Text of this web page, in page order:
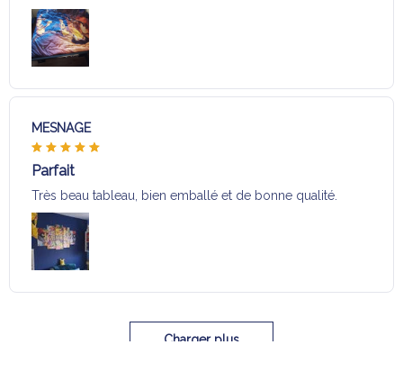
MESNAGE
Parfait
Très beau tableau, bien emballé et de bonne qualité.
Charger plus